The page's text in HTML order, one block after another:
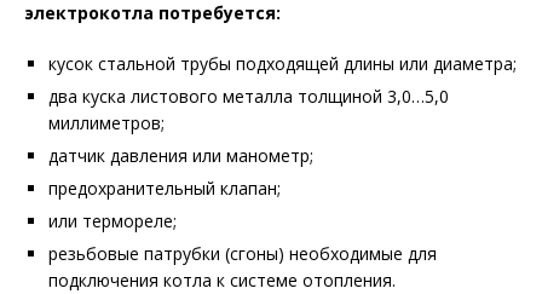
электрокотла потребуется:
кусок стальной трубы подходящей длины или диаметра;
два куска листового металла толщиной 3,0…5,0
миллиметров;
датчик давления или манометр;
предохранительный клапан;
или термореле;
резьбовые патрубки (сгоны) необходимые для
подключения котла к системе отопления.